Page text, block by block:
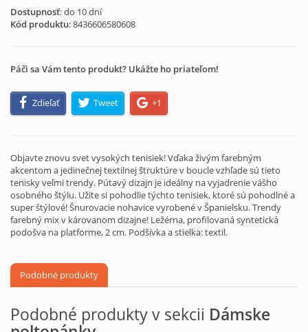
Dostupnosť: do 10 dní
Kód produktu:8436606580608
Páči sa Vám tento produkt? Ukážte ho priateľom!
Zdieľať Tweet +1
Objavte znovu svet vysokých tenisiek! Vďaka živým farebným
akcentom a jedinečnej textilnej štruktúre v boucle vzhľade sú tieto
tenisky veľmi trendy. Pútavý dizajn je ideálny na vyjadrenie vášho
osobného štýlu. Užite si pohodlie týchto tenisiek, ktoré sú pohodlné a
super štýlové! Šnurovacie nohavice vyrobené v Španielsku. Trendy
farebný mix v károvanom dizajne! Ležérna, profilovaná syntetická
podošva na platforme, 2 cm. Podšívka a stielka: textil.
Podobné produkty
Podobné produkty v sekcii Dámske